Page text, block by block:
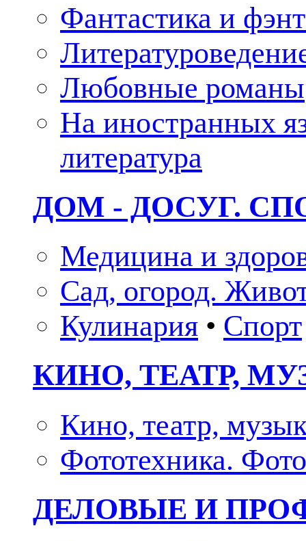
Фантастика и
Любовные романы
На иностранных
литература
ДОМ - ДОСУГ.
Медицина и
Сад, огород.
Кулинария • Спорт
КИНО, ТЕАТР,
Кино, театр,
Фототехника.
ДЕЛОВЫЕ И